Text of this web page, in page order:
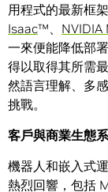
用程式的最新框
Isaac™、 NVIDIA
一來便能降低部
得以取得其所需
然語言理解、多
挑戰。
客戶與商業生態
機器人和嵌入式
熱烈回響，包括